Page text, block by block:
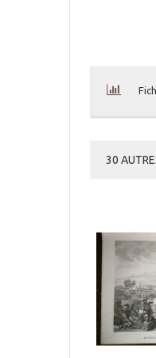
30